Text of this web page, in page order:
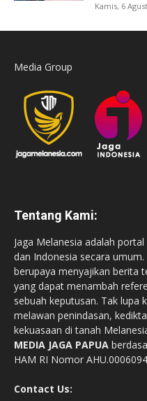
Kamis, 6
Media Group
Tentang Kami:
Jaga Melanesia adalah
dan Indonesia secara
berupaya menyajikan berita
yang dapat menambah
sebuah keputusan. Tak lupa
melawan penindasan,
kekuasaan di tanah
MEDIA JAGA PAPUA
HAM RI Nomor
Contact Us: